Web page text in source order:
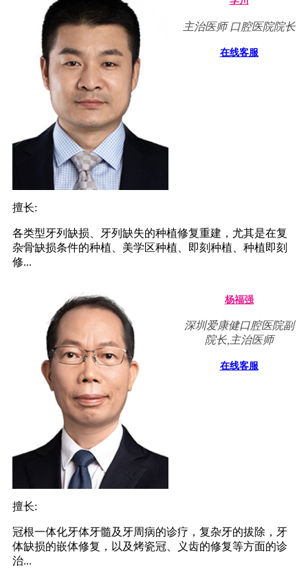
主治医师 口腔医院院长
在线客服
擅长:
各类型牙列缺损、牙列缺失的种植修复重建，尤其是在复
杂骨缺损条件的种植、美学区种植、即刻种植、种植即刻
修...
杨福强
深圳爱康健口腔医院副
院长,主治医师
在线客服
擅长:
冠根一体化牙体牙髓及牙周病的诊疗，复杂牙的拔除，牙
体缺损的嵌体修复，以及烤瓷冠、义齿的修复等方面的诊
治...